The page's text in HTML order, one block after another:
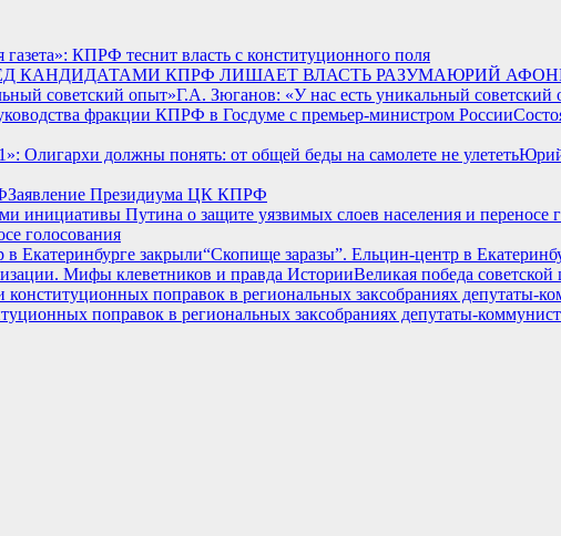
газета»: КПРФ теснит власть с конституционного поля
ЮРИЙ
Г.А. Зюганов: «У нас есть уникальный советский
Юрий
Заявление Президиума ЦК КПРФ
голосования
“Скопище заразы”. Ельцин-центр в
Великая победа
поправок в региональных заксобраниях депутаты-